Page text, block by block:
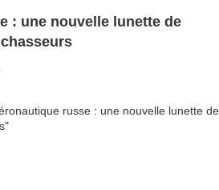
: une nouvelle lunette de